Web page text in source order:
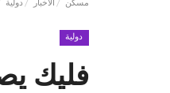
مسكن الأخبار دولية
دولية
فليك